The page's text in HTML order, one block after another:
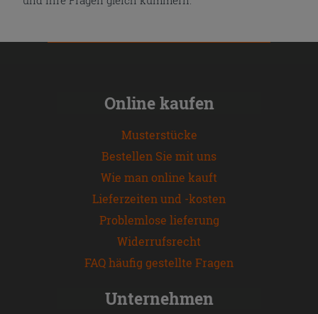
Online kaufen
Musterstücke
Bestellen Sie mit uns
Wie man online kauft
Lieferzeiten und -kosten
Problemlose lieferung
Widerrufsrecht
FAQ häufig gestellte Fragen
Unternehmen